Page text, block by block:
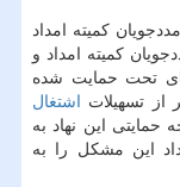
كمیته امداد
كمیته امداد و
تحت حمایت شده
تسهیلات
اشتغال
حمایتی این نهاد به
این مشكل را به